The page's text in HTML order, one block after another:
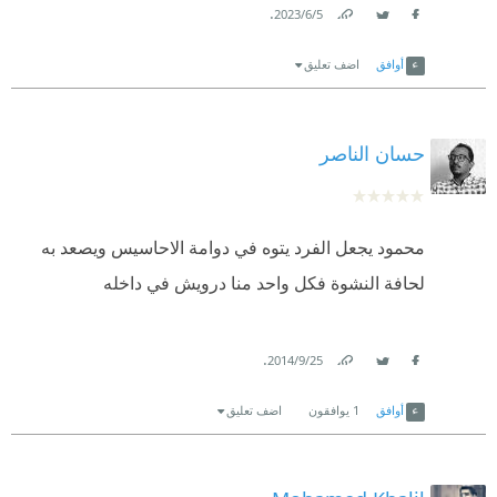
5‏/6‏/2023
.
أوافق اضف تعليق
حسان الناصر
محمود يجعل الفرد يتوه في دوامة الاحاسيس ويصعد به
لحافة النشوة فكل واحد منا درويش في داخله
25‏/9‏/2014
.
أوافق 1 يوافقون اضف تعليق